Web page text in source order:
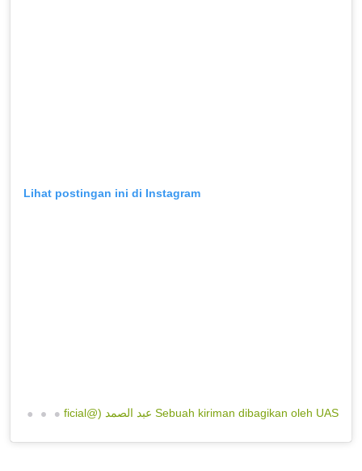
Lihat postingan ini di Instagram
S
ebuah kiriman dibagikan oleh UAS عبد الصمد (@ustadzabdulsomad_official)